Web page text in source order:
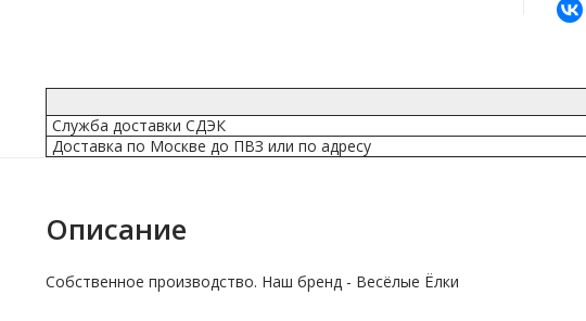
Служба доставки СДЭК
Доставка по Москве до ПВЗ или по адресу
Описание
Собственное производство. Наш бренд - Весёлые Ёлки